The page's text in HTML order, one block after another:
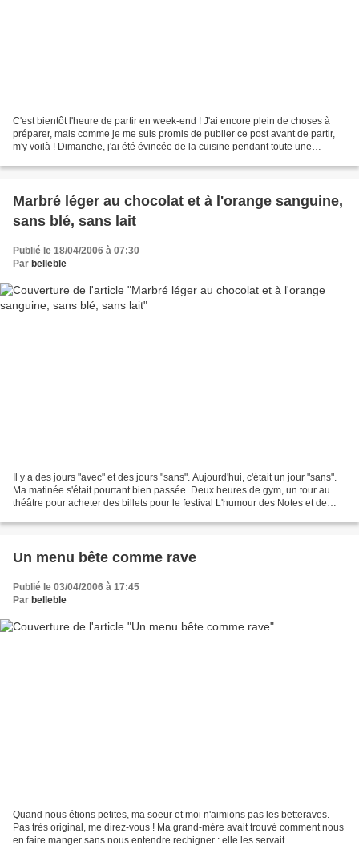
C'est bientôt l'heure de partir en week-end ! J'ai encore plein de choses à
préparer, mais comme je me suis promis de publier ce post avant de partir,
m'y voilà ! Dimanche, j'ai été évincée de la cuisine pendant toute une
Marbré léger au chocolat et à l'orange sanguine,
sans blé, sans lait
Publié le 18/04/2006 à 07:30
Par belleble
Il y a des jours "avec" et des jours "sans". Aujourd'hui, c'était un jour "sans".
Ma matinée s'était pourtant bien passée. Deux heures de gym, un tour au
théâtre pour acheter des billets pour le festival L'humour des Notes et de
Un menu bête comme rave
Publié le 03/04/2006 à 17:45
Par belleble
Quand nous étions petites, ma soeur et moi n'aimions pas les betteraves.
Pas très original, me direz-vous ! Ma grand-mère avait trouvé comment nous
en faire manger sans nous entendre rechigner : elle les servait